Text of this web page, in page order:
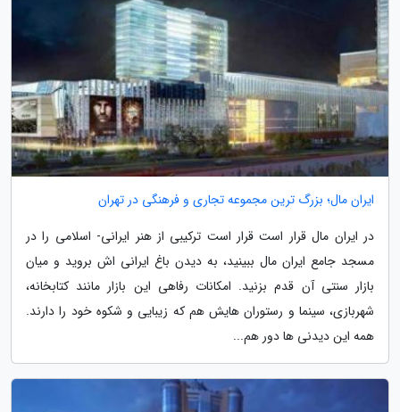
ایران مال؛ بزرگ ترین مجموعه تجاری و فرهنگی در تهران
در ایران مال قرار است قرار است ترکیبی از هنر ایرانی- اسلامی را در
مسجد جامع ایران مال ببینید، به دیدن باغ ایرانی اش بروید و میان
بازار سنتی آن قدم بزنید. امکانات رفاهی این بازار مانند کتابخانه،
شهربازی، سینما و رستوران هایش هم که زیبایی و شکوه خود را دارند.
همه این دیدنی ها دور هم...